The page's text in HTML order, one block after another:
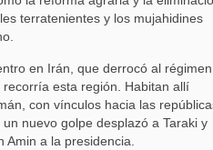
terratenientes y los mujahidines
en Irán, que derrocó al régimen
esta región. Habitan allí
con vínculos hacia las
nuevo golpe desplazó a Taraki y
Amin a la presidencia.